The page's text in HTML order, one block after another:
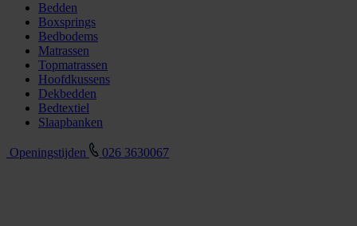
Bedden
Boxsprings
Bedbodems
Matrassen
Topmatrassen
Hoofdkussens
Dekbedden
Bedtextiel
Slaapbanken
Openingstijden 026 3630067